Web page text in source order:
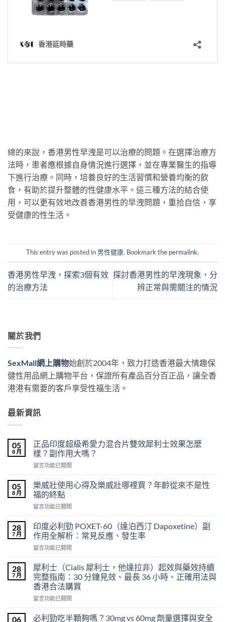
總的來說，香港男性早洩是可以治療的問題。在選擇治療方
法時，患者應根據自身情況進行選擇，並在專業醫生的指導
下進行治療。同時，培養良好的生活習慣和營養均衡的飲
食，有助於提升整體的性健康水平。這三種方法的結合使
用，可以更有效地改善香港男性的早洩問題，重拾自信，享
受健康的性生活。
This entry was posted in 男性健康. Bookmark the permalink.
香港男性早洩，探索3個有效
的治療方法
探討香港男性的早洩現象，分
辨正常與需關注的情況
關於我們
SexMall網上購物始創於2004年，致力打造香港最大情趣保
健性用品網上購物平台，保證所有產品百分百正品，讓全香
港港有需要的客戶享受性福生活。
最新資訊
05
8 月
正品印度超級希愛力混合片雙效犀利士效果怎麼
樣？副作用大嗎？
在
品
印
度
超
希
愛
力
混
片
雙
效
犀
利
效
留言功能已關閉
05
8 月
樂威壯使用心得及樂威壯哪裡買？年齡從來不是性
福的終點
在
威
壯
使
用
得
及
樂
威
壯
裡
留言功能已關閉
28
7 月
印度必利勁 POXET-60（達泊西汀 Dapoxetine）副
作用全解析：常見反應、發生率
在
度
必
利
勁
POXET-
泊
留言功能已關閉
28
7 月
犀利士（Cialis 犀利士，他達拉非）起效與藥效持續
完整指南：30 分鐘見效、最長 36 小時、正確用法與
香港合法購買
在
利
留言功能已關閉
06 必利勁吃半顆夠嗎？30mg vs 60mg 劑量選擇與安全